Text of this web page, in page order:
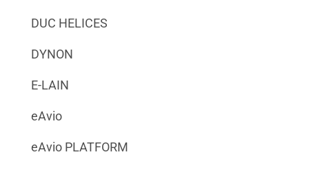
DUC HELICES
DYNON
E-LAIN
eAvio
eAvio PLATFORM